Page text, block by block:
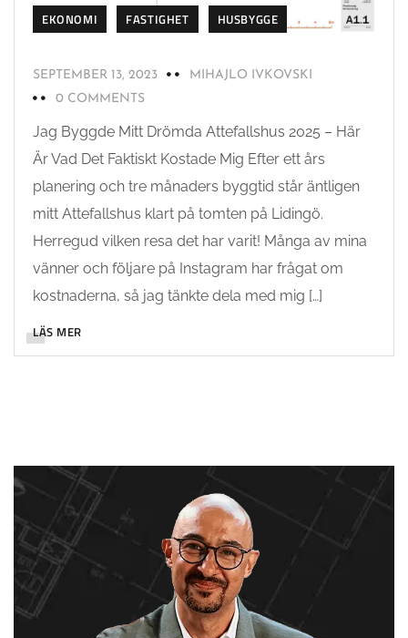
EKONOMI
FASTIGHET HUSBYGGE
SEPTEMBER 13, 2023
MIHAJLO IVKOVSKI
0 COMMENTS
Jag Byggde Mitt Drömda Attefallshus 2025 – Här
Är Vad Det Faktiskt Kostade Mig Efter ett års
planering och tre månaders byggtid står äntligen
mitt Attefallshus klart på tomten på Lidingö.
Herregud vilken resa det har varit! Många av mina
vänner och följare på Instagram har frågat om
kostnaderna, så jag tänkte dela med mig […]
LÄS MER